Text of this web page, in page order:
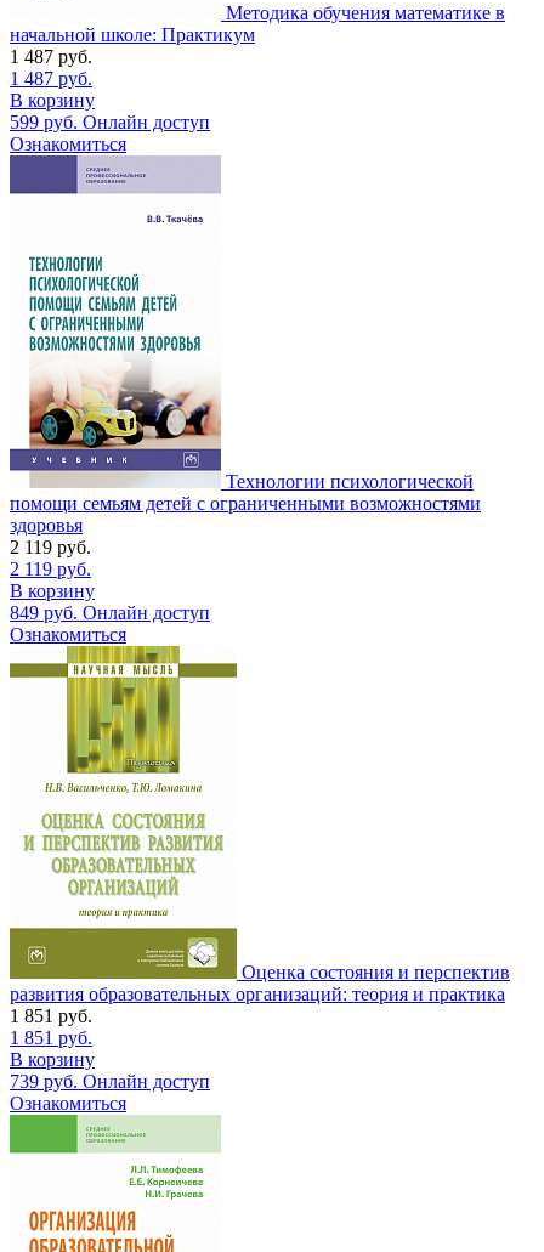
Методика обучения математике в
начальной школе: Практикум
1 487 руб.
1 487 руб.
В корзину
599 руб. Онлайн доступ
Ознакомиться
Технологии психологической
помощи семьям детей с ограниченными возможностями
здоровья
2 119 руб.
2 119 руб.
В корзину
849 руб. Онлайн доступ
Ознакомиться
Оценка состояния и перспектив
развития образовательных организаций: теория и практика
1 851 руб.
1 851 руб.
В корзину
739 руб. Онлайн доступ
Ознакомиться